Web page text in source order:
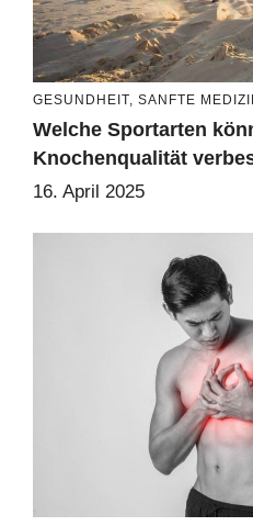
GESUNDHEIT, SANFTE
Welche Sportarten
Knochenqualität
16. April 2025